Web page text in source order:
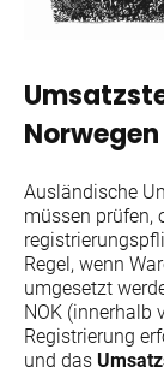
Norwegen
Ausländische
müssen prüfen,
Regel, wenn
umgesetzt
NOK (innerhalb
Registrierung
und das